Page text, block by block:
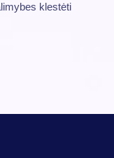
klestėti